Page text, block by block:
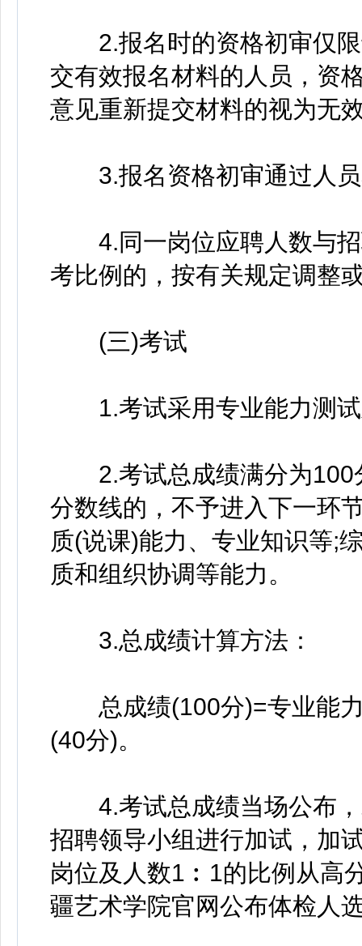
2.报名时的资格初审仅限
交有效报名材料的人员，资
意见重新提交材料的视为无
3.报名资格初审通过人员
4.同一岗位应聘人数与招
考比例的，按有关规定调整
(三)考试
1.考试采用专业能力测试
2.考试总成绩满分为100
分数线的，不予进入下一环
质(说课)能力、专业知识等;
质和组织协调等能力。
3.总成绩计算方法：
总成绩(100分)=专业能力
(40分)。
4.考试总成绩当场公布，
招聘领导小组进行加试，加
岗位及人数1︰1的比例从高
疆艺术学院官网公布体检人